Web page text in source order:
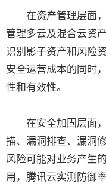
在资产管理层面，
管理多云及混合云资
识别影子资产和风险
安全运营成本的同时
性和有效性。
在安全加固层面，
描、漏洞排查、漏洞
风险可能对业务产生
用，腾讯云实测防御